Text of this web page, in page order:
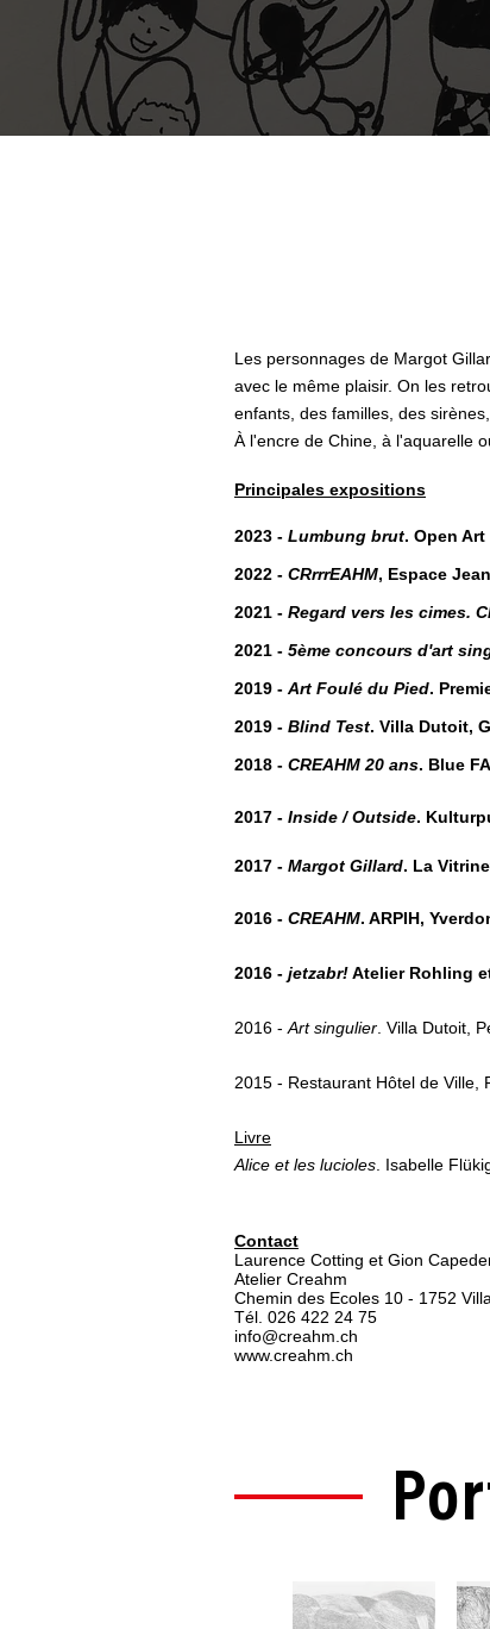
Les personnages de Margot
avec le même plaisir. On les
enfants, des familles, des
À l'encre de Chine, à l'aquarelle
Principales expositions
2023 - Lumbung brut. Open
2022 - CRrrrEAHM, Espace
2021 - Regard vers les cimes.
2021 - 5ème concours d'art
2019 - Art Foulé du Pied.
2019 - Blind Test. Villa Dutoit,
2018 - CREAHM 20 ans. Blue
2017 - Inside / Outside.
2017 - Margot Gillard. La
2016 - CREAHM. ARPIH,
2016 - jetzabr!Atelier Rohling
2016 - Art singulier . Villa Dutoit,
2015 - Restaurant Hôtel de Ville,
Livre
Alice et les lucioles . Isabelle
Contact
Laurence Cotting et Gion
Atelier Creahm
Chemin des Ecoles 10 - 1752
Tél. 026 422 24 75
info@creahm.ch
www.creahm.ch